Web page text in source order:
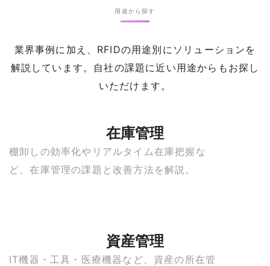
用途から探す
業界事例に加え、RFIDの用途別にソリューションを
解説しています。自社の課題に近い用途からもお探し
いただけます。
在庫管理
棚卸しの効率化やリアルタイム在庫把握な
ど、在庫管理の課題と改善方法を解説。
資産管理
IT機器・工具・医療機器など、資産の所在管